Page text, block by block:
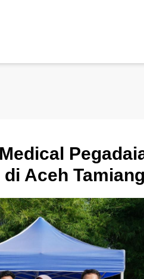
Aceh Tamiang